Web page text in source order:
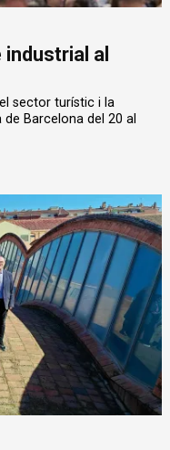
al
sector turístic i la
Barcelona del 20 al